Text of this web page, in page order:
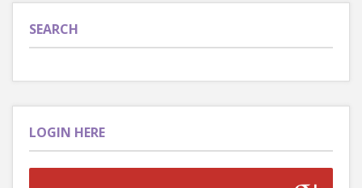
SEARCH
LOGIN HERE